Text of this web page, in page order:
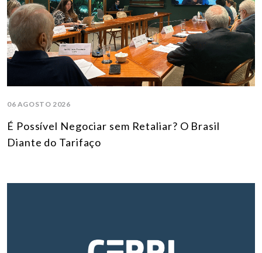
06 AGOSTO 2026
É Possível Negociar sem Retaliar? O Brasil
Diante do Tarifaço